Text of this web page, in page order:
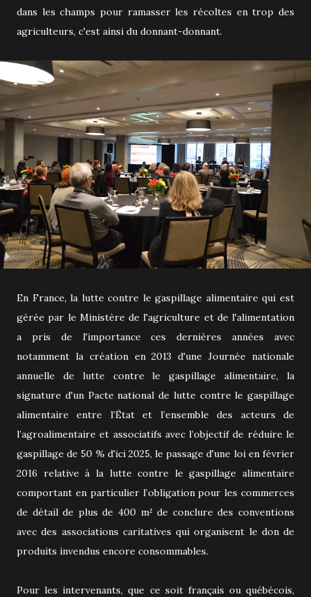
dans les champs pour ramasser les récoltes en trop des
agriculteurs, c'est ainsi du donnant-donnant.
En France, la lutte contre le gaspillage alimentaire qui est
gérée par le Ministère de l'agriculture et de l'alimentation
a pris de l'importance ces dernières années avec
notamment la création en 2013d'une Journée nationale
annuelle de lutte contre le gaspillage alimentaire, la
signature d'un Pacte national de lutte contre le gaspillage
alimentaire entre l’État et l’ensemble des acteurs de
l’agroalimentaire et associatifs avec l’objectif de réduire le
gaspillage de 50 % d'ici 2025, le passage d'une loi en février
2016 relative à la lutte contre le gaspillage alimentaire
comportant en particulier l’obligation pour les commerces
de détail de plus de 400 m² de conclure des conventions
avec des associations caritatives qui organisent le don de
produits invendus encore consommables.
Pour les intervenants, que ce soit français ou québécois,